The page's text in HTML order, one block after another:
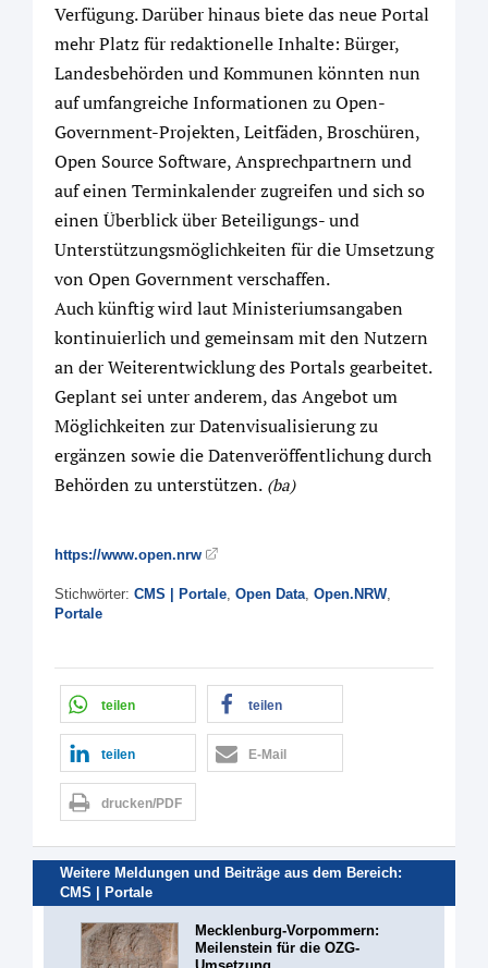
Verfügung. Darüber hinaus biete das neue Portal
mehr Platz für redaktionelle Inhalte: Bürger,
Landesbehörden und Kommunen könnten nun
auf umfangreiche Informationen zu Open-
Government-Projekten, Leitfäden, Broschüren,
Open Source Software, Ansprechpartnern und
auf einen Terminkalender zugreifen und sich so
einen Überblick über Beteiligungs- und
Unterstützungsmöglichkeiten für die Umsetzung
von Open Government verschaffen.
Auch künftig wird laut Ministeriumsangaben
kontinuierlich und gemeinsam mit den Nutzern
an der Weiterentwicklung des Portals gearbeitet.
Geplant sei unter anderem, das Angebot um
Möglichkeiten zur Datenvisualisierung zu
ergänzen sowie die Datenveröffentlichung durch
Behörden zu unterstützen. (ba)
https://www.open.nrw
Stichwörter: CMS | Portale Open Data Open.NRW,
Portale
teilen teilen
teilen E-Mail
drucken/PDF
Weitere Meldungen und Beiträge aus dem Bereich:
CMS | Portale
Mecklenburg-Vorpommern:
Meilenstein für die OZG-